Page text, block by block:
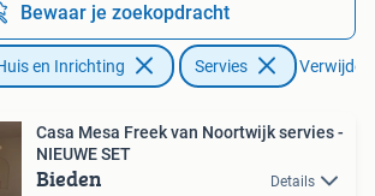
Bewaar je zoekopdracht
en Inrichting Servies Verwijder
Casa Mesa Freek van Noortwijk servies -
NIEUWE SET
Bieden Details